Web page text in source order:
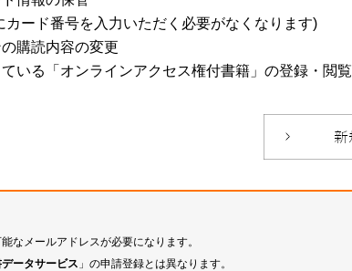
ード番号を入力いただく必要がなくなります)
購読内容の変更
ている「オンラインアクセス権付書籍」の登録・閲覧
なメールアドレスが必要になります。
ータサービス 」の申請登録とは異なります。